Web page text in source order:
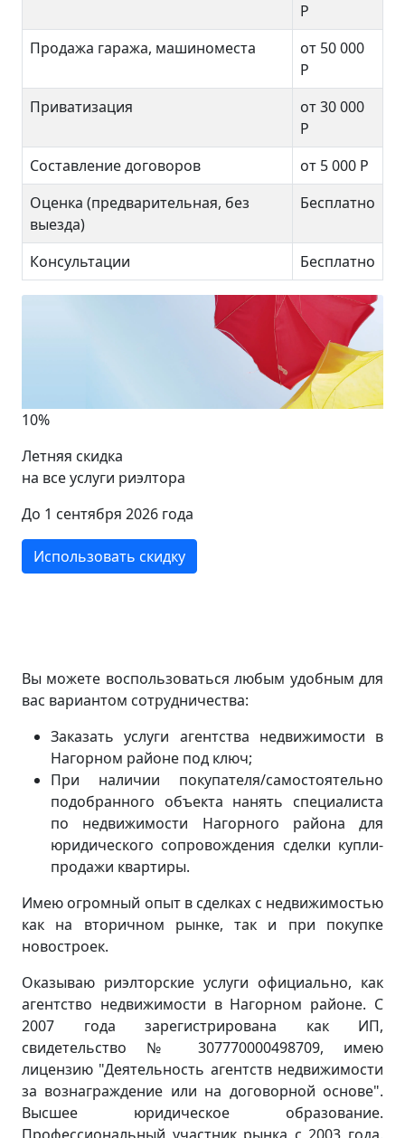
Р
Продажа гаража, машиноместа
от 50 000
Р
Приватизация
от 30 000
Р
Составление договоров
от 5 000 Р
Оценка (предварительная, без
выезда)
Бесплатно
Консультации Бесплатно
10%
Летняя скидка
на все услуги риэлтора
До 1 сентября 2026 года
Использовать скидку
Вы можете воспользоваться любым удобным для
вас вариантом сотрудничества:
Заказать услуги агентства недвижимости в
Нагорном районе под ключ;
При наличии покупателя/самостоятельно
подобранного объекта нанять специалиста
по недвижимости Нагорного района для
юридического сопровождения сделки купли-
продажи квартиры.
Имею огромный опыт в сделках с недвижимостью
как на вторичном рынке, так и при покупке
новостроек.
Оказываю риэлторские услуги официально, как
агентство недвижимости в Нагорном районе. С
2007 года зарегистрирована как ИП,
свидетельство № 307770000498709, имею
лицензию "Деятельность агентств недвижимости
за вознаграждение или на договорной основе".
Высшее юридическое образование.